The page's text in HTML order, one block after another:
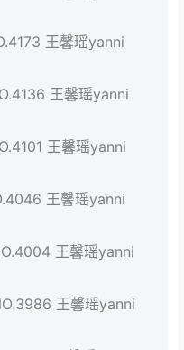
王馨瑶yanni
王馨瑶yanni
王馨瑶yanni
王馨瑶yanni
王馨瑶yanni
王馨瑶yanni